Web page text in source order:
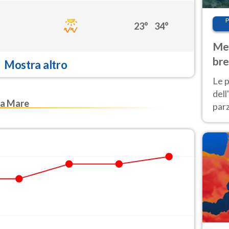
23° 34°
Mostra altro
Mare
Le
40